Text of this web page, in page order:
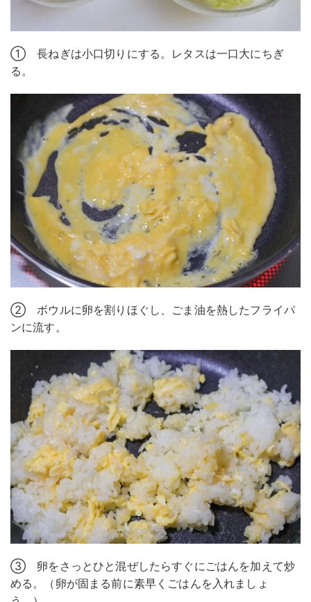
① 長ねぎは小口切りにする。レタスは一口大にちぎ
る。
② ボウルに卵を割りほぐし、ごま油を熱したフライパ
ンに流す。
③ 卵をさっとひと混ぜしたらすぐにごはんを加えて炒
める。（卵が固まる前に素早くごはんを入れましょ